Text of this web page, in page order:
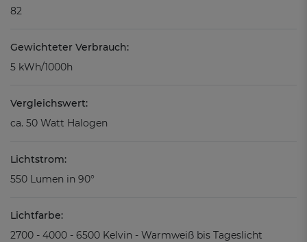
82
Gewichteter Verbrauch:
5 kWh/1000h
Vergleichswert:
ca. 50 Watt Halogen
Lichtstrom:
550 Lumen in 90°
Lichtfarbe:
2700 - 4000 - 6500 Kelvin - Warmweiß bis Tageslicht